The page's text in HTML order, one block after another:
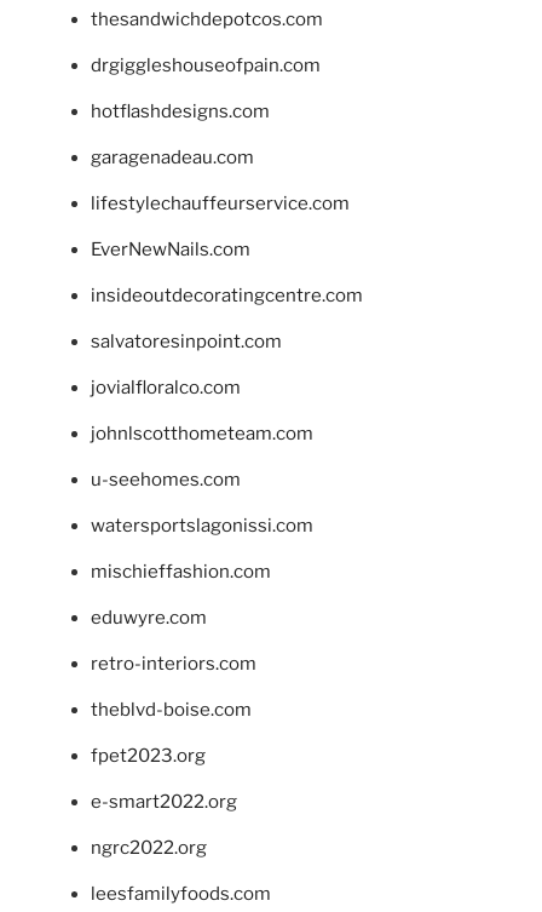
thesandwichdepotcos.com
drgiggleshouseofpain.com
hotflashdesigns.com
garagenadeau.com
lifestylechauffeurservice.com
EverNewNails.com
insideoutdecoratingcentre.com
salvatoresinpoint.com
jovialfloralco.com
johnlscotthometeam.com
u-seehomes.com
watersportslagonissi.com
mischieffashion.com
eduwyre.com
retro-interiors.com
theblvd-boise.com
fpet2023.org
e-smart2022.org
ngrc2022.org
leesfamilyfoods.com